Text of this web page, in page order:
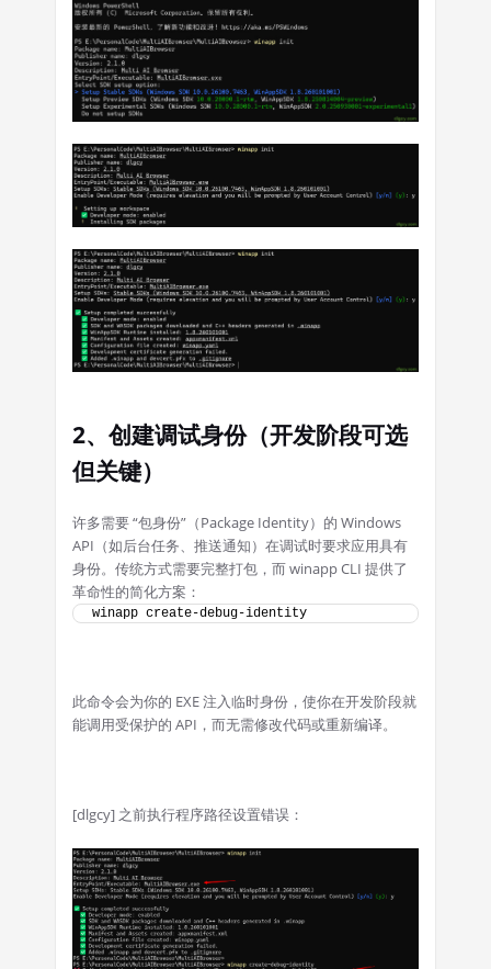
2、创建调试身份（开发阶段可选
但关键）
许多需要 “包身份”（Package Identity）的 Windows
API（如后台任务、推送通知）在调试时要求应用具有
身份。传统方式需要完整打包，而 winapp CLI 提供了
革命性的简化方案：
winapp create-debug-identity
此命令会为你的 EXE 注入临时身份，使你在开发阶段就
能调用受保护的 API，而无需修改代码或重新编译。
[dlgcy] 之前执行程序路径设置错误：